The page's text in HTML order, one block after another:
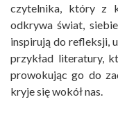
czytelnika, który z
odkrywa świat,
inspirują do refleksji,
przykład literatury,
prowokując go do
kryje się wokół nas.